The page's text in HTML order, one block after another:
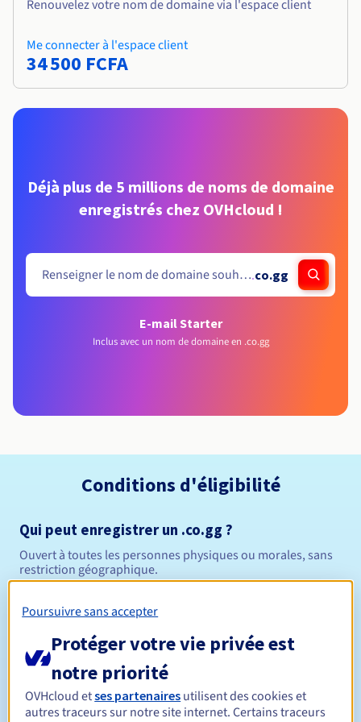
Renouvelez votre nom de domaine via l'espace client
Me connecter à l'espace client
34 500 FCFA
Déjà plus de 5 millions de noms de domaine
enregistrés chez OVHcloud !
.co.gg
E-mail Starter
Inclus avec un nom de domaine en .co.gg
Conditions d'éligibilité
Qui peut enregistrer un .co.gg ?
Ouvert à toutes les personnes physiques ou morales, sans
restriction géographique.
Règles de gestion et notifications
Durée de réservation Entre 1 et 10 ans
Durée de renouvellement Entre 1 et 9 ans
Poursuivre sans accepter
Protéger votre vie privée est
notre priorité
OVHcloud etses partenaires utilisent des cookies et
autres traceurs sur notre site internet. Certains traceurs